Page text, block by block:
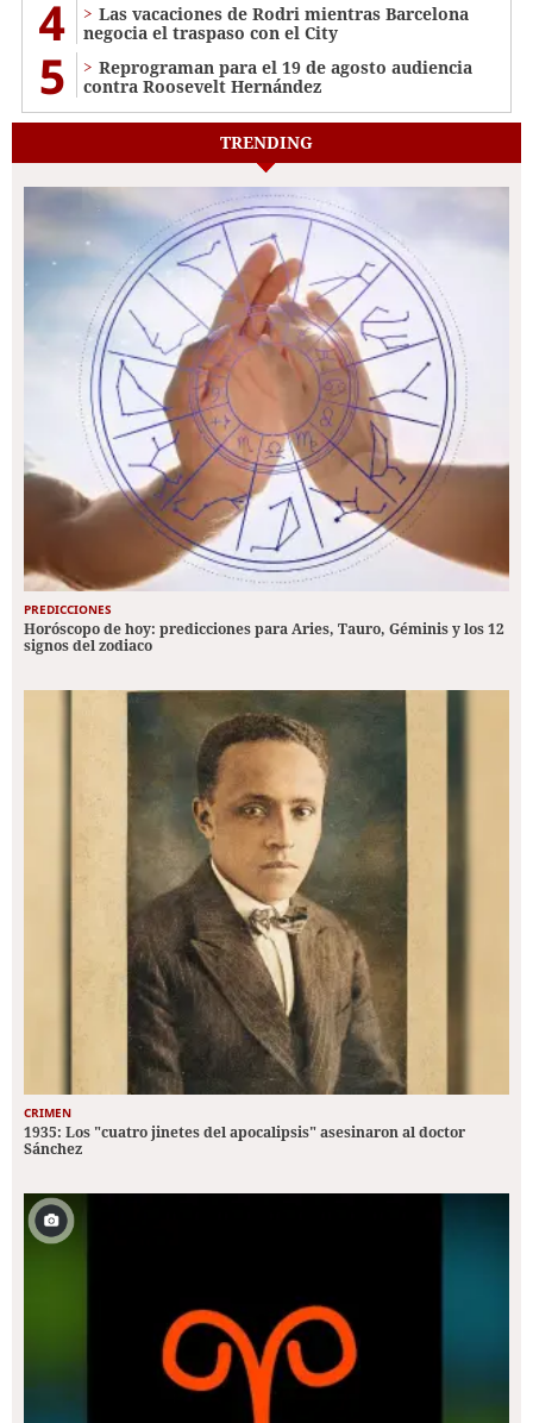
4
Las vacaciones de Rodri mientras Barcelona
negocia el traspaso con el City
5
Reprograman para el 19 de agosto audiencia
contra Roosevelt Hernández
TRENDING
PREDICCIONES
Horóscopo de hoy: predicciones para Aries, Tauro, Géminis y los 12
signos del zodiaco
CRIMEN
1935: Los "cuatro jinetes del apocalipsis" asesinaron al doctor
Sánchez